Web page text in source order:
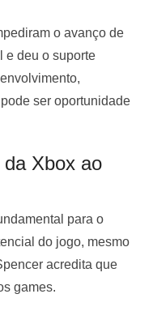
o avanço de
e deu o suporte
ser oportunidade
Xbox ao
para o
do jogo, mesmo
acredita que
games.